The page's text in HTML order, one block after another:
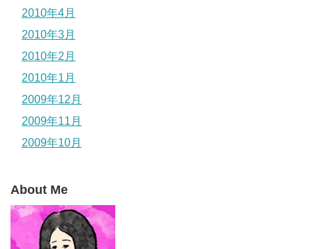
2010年4月
2010年3月
2010年2月
2010年1月
2009年12月
2009年11月
2009年10月
About Me